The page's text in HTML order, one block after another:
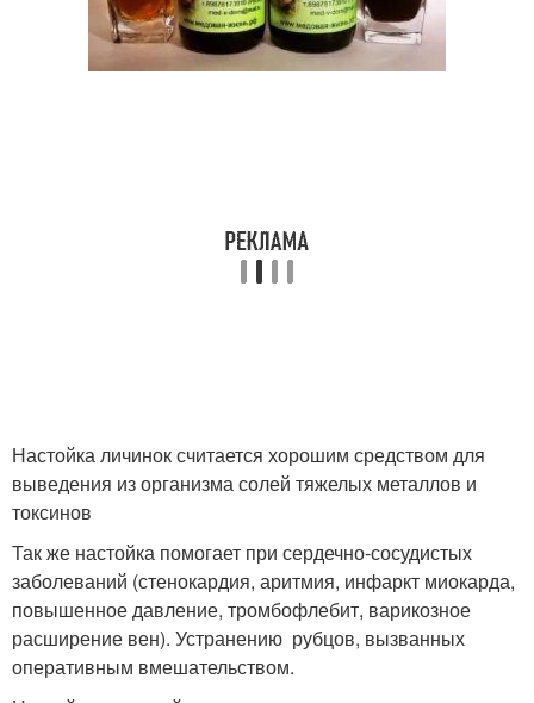
Настойка личинок считается хорошим средством для
выведения из организма солей тяжелых металлов и
токсинов
Так же настойка помогает при сердечно-сосудистых
заболеваний (стенокардия, аритмия, инфаркт миокарда,
повышенное давление, тромбофлебит, варикозное
расширение вен). Устранению рубцов, вызванных
оперативным вмешательством.